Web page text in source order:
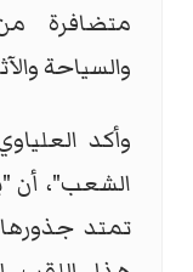
متضافرة
والسياحة
وأكد
الشعب"، أن
تمتد